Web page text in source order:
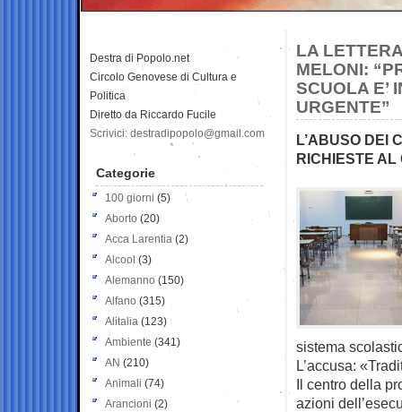
LA
MELONI:
SCUOLA E’
URGENTE”
L’ABUSO DEI
RICHIESTE AL
sistema
L’accusa:
Il centro della
azioni
Destra di Popolo.net
Circolo Genovese di Cultura e
Politica
Diretto da Riccardo Fucile
Scrivici: destradipopolo@gmail.com
Categorie
100 giorni (5)
Aborto (20)
Acca Larentia (2)
Alcool (3)
Alemanno (150)
Alfano (315)
Alitalia (123)
Ambiente (341)
AN (210)
Animali (74)
Arancioni (2)